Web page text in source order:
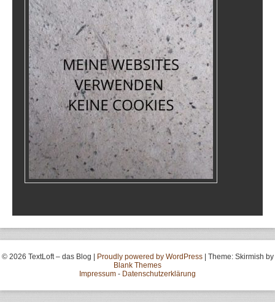
© 2026 TextLoft – das Blog Proudly powered by WordPress
Theme: Skirmish by
Blank Themes
Impressum - Datenschutzerklärung